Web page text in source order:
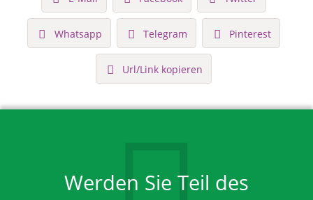
Whatsapp Telegram Pinterest
Url/Link kopieren
Werden Sie Teil des